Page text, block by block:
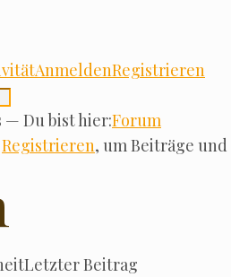
Anmel­denRegis­trie­ren
Du bist hier:Forum
Regis­trie­ren, um Bei­trä­ge
Letz­ter Beitrag